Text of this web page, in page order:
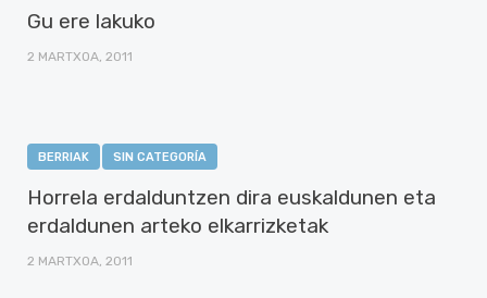
Gu ere lakuko
2 MARTXOA, 2011
BERRIAK SIN CATEGORÍA
Horrela erdalduntzen dira euskaldunen eta
erdaldunen arteko elkarrizketak
2 MARTXOA, 2011